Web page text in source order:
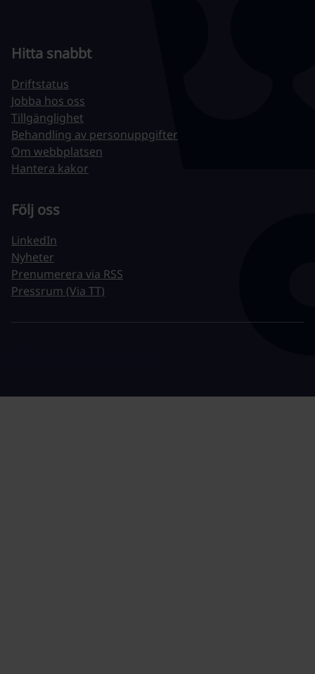
Hitta snabbt
Driftstatus
Jobba hos oss
Tillgänglighet
Behandling av personuppgifter
Om webbplatsen
Hantera kakor
Följ oss
LinkedIn
Nyheter
Prenumerera via RSS
Pressrum (Via TT)